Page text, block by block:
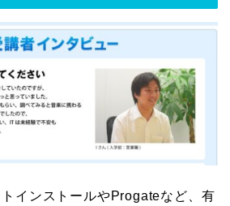
インストールやProgateなど、有